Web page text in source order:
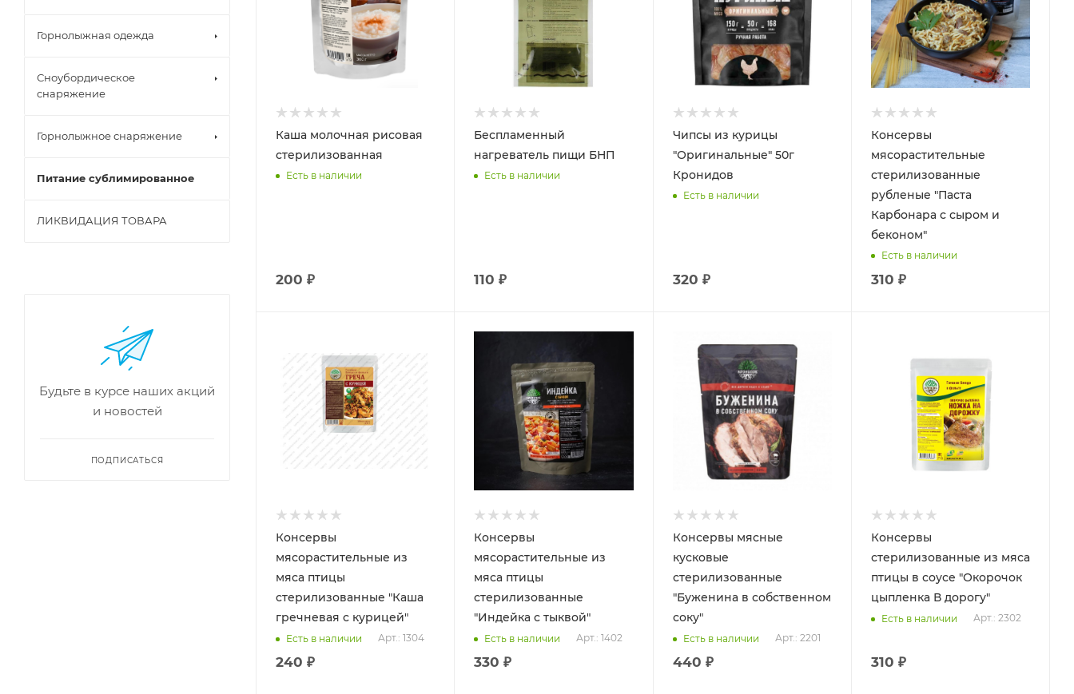
Каша молочная рисовая
стерилизованная
Есть в наличии
200 ₽
Беспламенный
нагреватель пищи БНП
Есть в наличии
110 ₽
Чипсы из курицы
"Оригинальные" 50г
Кронидов
Есть в наличии
320 ₽
Консервы
мясорастительные
стерилизованные
рубленые "Паста
Карбонара с сыром и
беконом"
Есть в наличии
310 ₽
Консервы
мясорастительные из
мяса птицы
стерилизованные "Каша
гречневая с курицей"
Есть в наличии Арт.: 1304
240 ₽
Консервы
мясорастительные из
мяса птицы
стерилизованные
"Индейка с тыквой"
Есть в наличии Арт.: 1402
330 ₽
Консервы мясные
кусковые
стерилизованные
"Буженина в собственном
соку"
Есть в наличии Арт.: 2201
440 ₽
Консервы
стерилизованные из мяса
птицы в соусе "Окорочок
цыпленка В дорогу"
Есть в наличии Арт.: 2302
310 ₽
Горнолыжная одежда
Сноубордическое
снаряжение
Горнолыжное снаряжение
Питание сублимированное
ЛИКВИДАЦИЯ ТОВАРА
Будьте в курсе наших акций
и новостей
ПОДПИСАТЬСЯ